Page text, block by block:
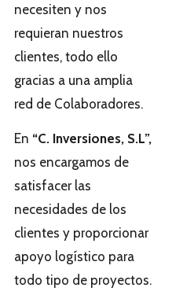
necesiten y nos
requieran nuestros
clientes, todo ello
gracias a una amplia
red de Colaboradores.
En “C. Inversiones, S.L”,
nos encargamos de
satisfacer las
necesidades de los
clientes y proporcionar
apoyo logístico para
todo tipo de proyectos.